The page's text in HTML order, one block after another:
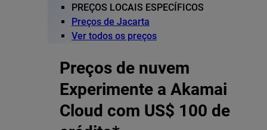
PREÇOS LOCAIS ESPECÍFICOS
Preços de Jacarta
Ver todos os preços
Preços de nuvem
Experimente a Akamai
Cloud com US$ 100 de